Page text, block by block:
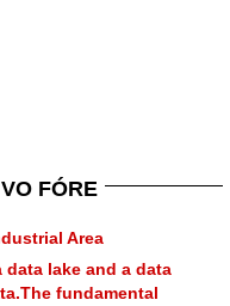
FÓRE
Area
lake and a data
fundamental